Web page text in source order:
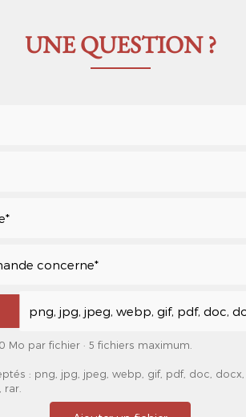
UNE QUESTION ?
Mo par fichier · 5 fichiers maximum.
: png, jpg, jpeg, webp, gif, pdf, doc, docx,
rar.